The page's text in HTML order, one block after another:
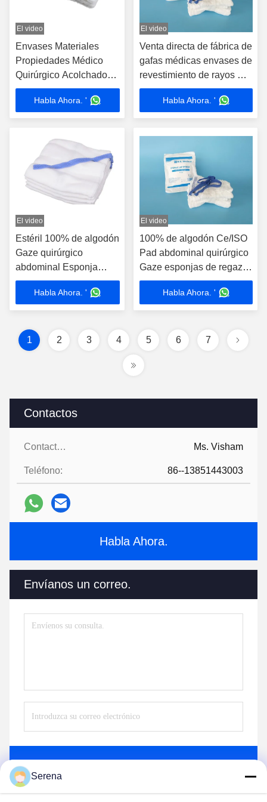
Contactos
Contactos: Ms. Visham
Teléfono: 86--13851443003
Habla Ahora.
Envíanos un correo.
El video
Envases Materiales
Propiedades Médico
Quirúrgico Acolchado
Acolchado Esponja
45x45cm 4ply 8ply
Habla Ahora. '
El video
Venta directa de fábrica de
gafas médicas envases de
revestimiento de rayos X
detectable esponja de
regazo para operar
Habla Ahora. '
El video
Estéril 100% de algodón
Gaze quirúrgico
abdominal Esponja
prelavada con rayos X
Habla Ahora. '
El video
100% de algodón Ce/ISO
Pad abdominal quirúrgico
Gaze esponjas de regazo
Detectable por rayos X
Habla Ahora. '
1 2 3 4 5 6 7
Serena